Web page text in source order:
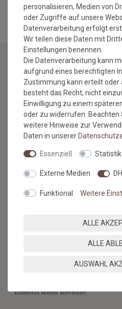
NEWSLETTER
Jetzt anmelden: Profitieren
und erfahren Sie von den
erstes.*
E-MAIL **
Newsletter
Honig
Hiermit bestätige ich, dass ich die
** Hierbei
* Mit der Anmeldung für den Newsletter
kostenlos wieder abmelden.
personalisieren, Medien von
oder Zugriffe auf unsere
Datenverarbeitung erfolgt
Wir teilen diese Daten mit
Einstellungen benennen.
Die Datenverarbeitung kann
aufgrund eines berechtigten
Zustimmung kann erteilt oder
besteht das Recht, nicht
Einwilligung zu einem
oder zu widerrufen. Beachten
weitere Hinweise zur
Daten in unserer
Essenziell Statistik
Externe Medien
Funktional Weitere
ALLE
ALLE
AUSWAHL